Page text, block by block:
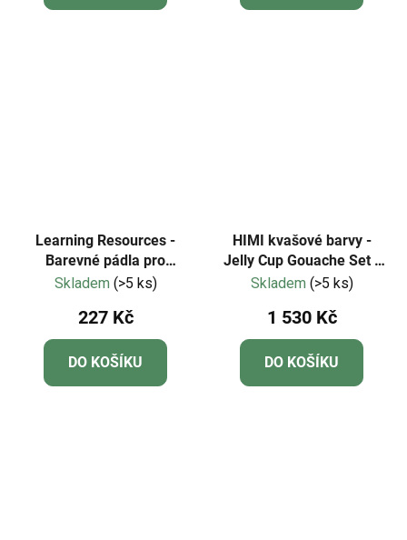
Learning Resources -
Barevné pádla pro
základní vědy 18 ks
Skladem (>5 ks)
227 Kč
DO KOŠÍKU
HIMI kvašové barvy -
Jelly Cup Gouache Set -
56 Colours (White Case
Skladem (>5 ks)
1 530 Kč
DO KOŠÍKU